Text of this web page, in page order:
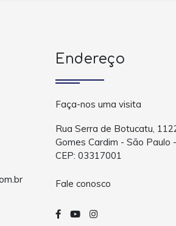
Endereço
Faça-nos uma visita
Rua Serra de Botucatu,
Gomes Cardim - São Paulo
CEP: 03317001
Fale conosco